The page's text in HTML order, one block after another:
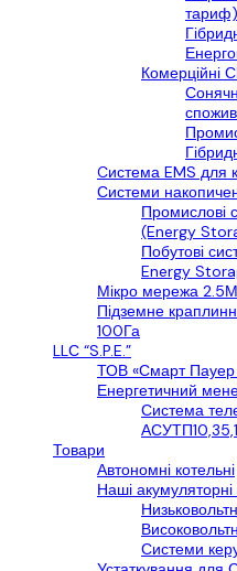
тариф)
Комерційні
Cистема EMS для
Системи
Промислові
(Energy
Побутові
Energy
Мікро мережа
Підземне
100Га
LLС “S.P.E.”
ТОВ «Смарт Пауер
Енергетичний
Система
Товари
Автономні котельні
Наші
Системи